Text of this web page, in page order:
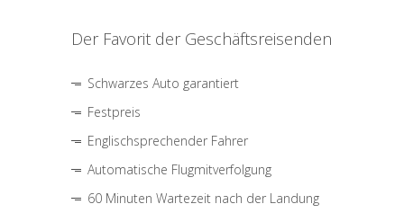
Der Favorit der Geschäftsreisenden
Schwarzes Auto garantiert
Festpreis
Englischsprechender Fahrer
Automatische Flugmitverfolgung
60 Minuten Wartezeit nach der Landung